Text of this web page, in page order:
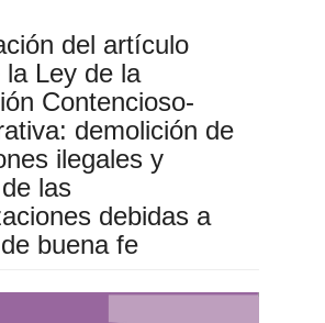
del artículo
la Ley de la
Contencioso-
demolición de
ilegales y
las
debidas a
buena fe